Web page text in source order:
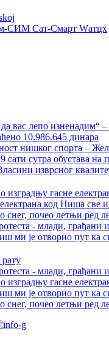
СИМ Сат-Смарт Wатцх
вас лепо изненадим“
10.986.645 динара
нишког спорта –
сутра обустава на
изврсног
изградњу гасне
код Ниша све
снег, почео летњи ред
- млади,
ми је отворио пут ка
- млади,
изградњу гасне
ми је отворио пут ка
снег, почео летњи ред